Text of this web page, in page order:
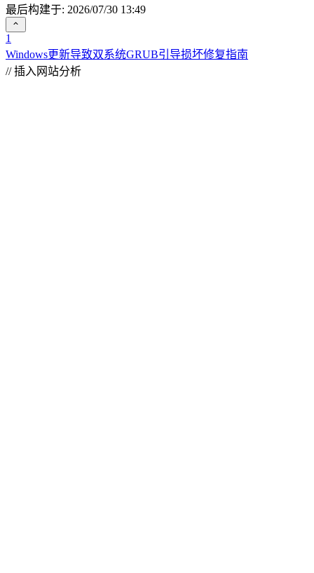
最后构建于: 2026/07/30 13:49
1
Windows更新导致双系统GRUB引导损坏修复指南
// 插入网站分析